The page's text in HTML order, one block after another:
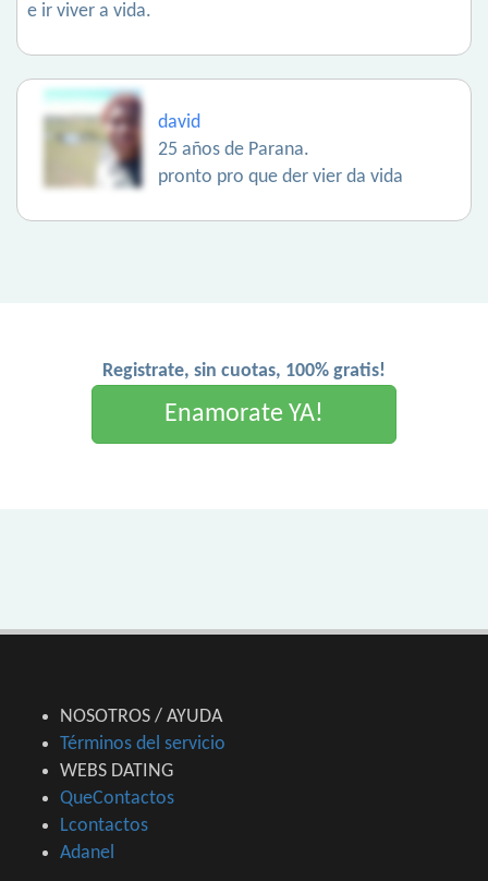
e ir viver a vida.
david
25 años de Parana.
pronto pro que der vier da vida
Registrate, sin cuotas, 100% gratis!
Enamorate YA!
NOSOTROS / AYUDA
Términos del servicio
WEBS DATING
QueContactos
Lcontactos
Adanel